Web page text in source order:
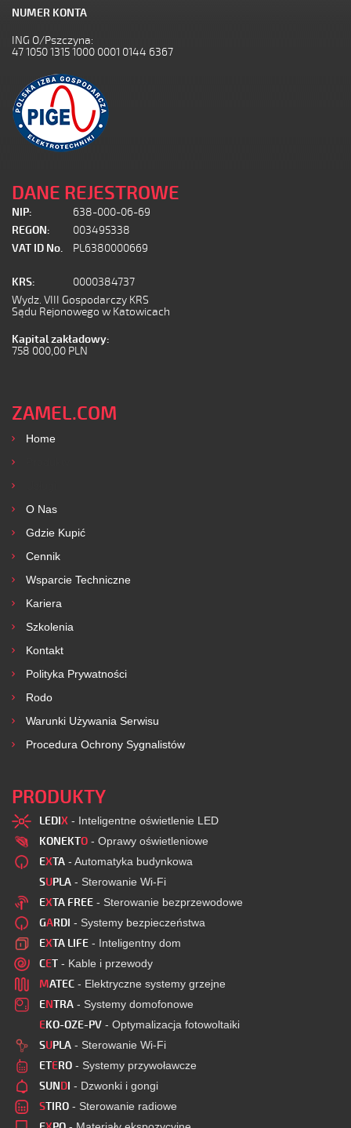
NUMER KONTA
ING O/Pszczyna:
47 1050 1315 1000 0001 0144 6367
DANE REJESTROWE
NIP:
638-000-06-69
REGON:
003495338
VAT ID No.
PL6380000669
KRS:
0000384737
Wydz. VIII Gospodarczy KRS
Sądu Rejonowego w Katowicach
Kapital zakładowy:
758 000,00 PLN
ZAMEL.COM
Home
O Nas
Gdzie Kupić
Cennik
Wsparcie Techniczne
Kariera
Szkolenia
Kontakt
Polityka Prywatności
Rodo
Warunki Używania Serwisu
Procedura Ochrony Sygnalistów
PRODUKTY
LEDIX - Inteligentne oświetlenie LED
KONEKTO - Oprawy oświetleniowe
EXTA - Automatyka budynkowa
SUPLA - Sterowanie Wi-Fi
EXTA FREE - Sterowanie bezprzewodowe
GARDI - Systemy bezpieczeństwa
EXTA LIFE - Inteligentny dom
CET - Kable i przewody
MATEC - Elektryczne systemy grzejne
ENTRA - Systemy domofonowe
EKO-OZE-PV - Optymalizacja fotowoltaiki
SUPLA - Sterowanie Wi-Fi
ETERO - Systemy przywoławcze
SUNDI - Dzwonki i gongi
STIRO - Sterowanie radiowe